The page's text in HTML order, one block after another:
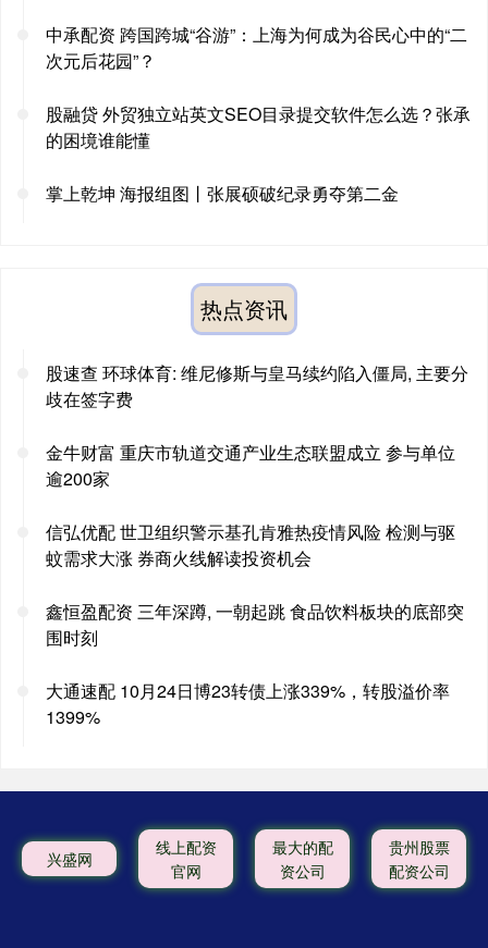
中承配资 跨国跨城“谷游”：上海为何成为谷民心中的“二
次元后花园”？
股融贷 外贸独立站英文SEO目录提交软件怎么选？张承
的困境谁能懂
掌上乾坤 海报组图丨张展硕破纪录勇夺第二金
热点资讯
股速查 环球体育: 维尼修斯与皇马续约陷入僵局, 主要分
歧在签字费
金牛财富 重庆市轨道交通产业生态联盟成立 参与单位
逾200家
信弘优配 世卫组织警示基孔肯雅热疫情风险 检测与驱
蚊需求大涨 券商火线解读投资机会
鑫恒盈配资 三年深蹲, 一朝起跳 食品饮料板块的底部突
围时刻
大通速配 10月24日博23转债上涨339%，转股溢价率
1399%
兴盛网
线上配资
官网
最大的配
资公司
贵州股票
配资公司